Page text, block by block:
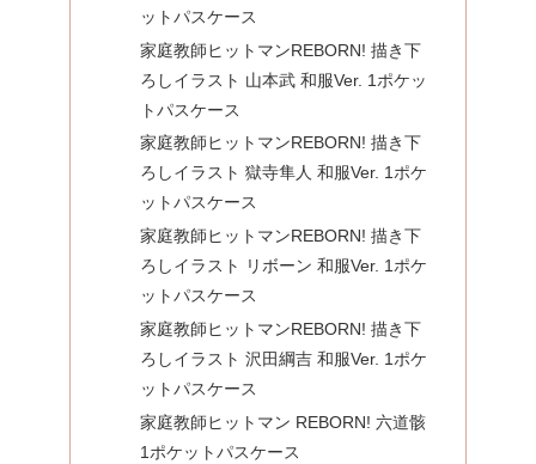
ットパスケース
家庭教師ヒットマンREBORN! 描き下
ろしイラスト 山本武 和服Ver. 1ポケッ
トパスケース
家庭教師ヒットマンREBORN! 描き下
ろしイラスト 獄寺隼人 和服Ver. 1ポケ
ットパスケース
家庭教師ヒットマンREBORN! 描き下
ろしイラスト リボーン 和服Ver. 1ポケ
ットパスケース
家庭教師ヒットマンREBORN! 描き下
ろしイラスト 沢田綱吉 和服Ver. 1ポケ
ットパスケース
家庭教師ヒットマン REBORN! 六道骸
1ポケットパスケース